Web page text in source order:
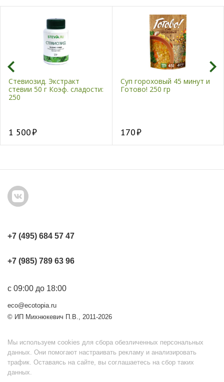
Стевиозид. Экстракт
стевии 50 г Коэф. сладости:
250
1 500
Суп гороховый 45 минут и
Готово! 250 гр
170
+7 (495) 684 57 47
+7 (985) 789 63 96
с 09:00 до 18:00
eco@ecotopia.ru
© ИП Михнюкевич П.В., 2011-2026
Мы используем cookies для сбора обезличенных персональных
данных. Они помогают настраивать рекламу и анализировать
трафик. Оставаясь на сайте, вы соглашаетесь на сбор таких
данных.